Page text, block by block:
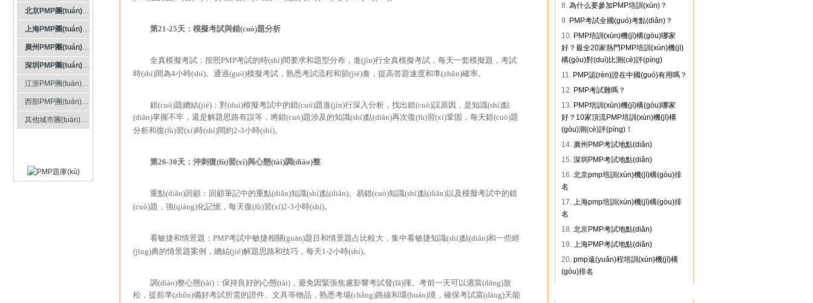
第21-25天：模擬考試與錯(cuò)題分析
全真模擬考試：按照PMP考試的時(shí)間要求和題型分布，進(jìn)行全真模擬考試，每天一套模擬題，考試
時(shí)間為4小時(shí)。通過(guò)模擬考試，熟悉考試流程和節(jié)奏，提高答題速度和準(zhǔn)確率。
錯(cuò)題總結(jié)：對(duì)模擬考試中的錯(cuò)題進(jìn)行深入分析，找出錯(cuò)誤原因，是知識(shí)點
(diǎn)掌握不牢，還是解題思路有誤等，將錯(cuò)題涉及的知識(shí)點(diǎn)再次復(fù)習(xí)鞏固，每天錯(cuò)題
分析和復(fù)習(xí)時(shí)間約2-3小時(shí)。
第26-30天：沖刺復(fù)習(xí)與心態(tài)調(diào)整
重點(diǎn)回顧：回顧筆記中的重點(diǎn)知識(shí)點(diǎn)、易錯(cuò)知識(shí)點(diǎn)以及模擬考試中的錯
(cuò)題，強(qiáng)化記憶，每天復(fù)習(xí)2-3小時(shí)。
看敏捷和情景題：PMP考試中敏捷相關(guān)題目和情景題占比較大，集中看敏捷知識(shí)點(diǎn)和一些經
(jīng)典的情景題案例，總結(jié)解題思路和技巧，每天1-2小時(shí)。
調(diào)整心態(tài)：保持良好的心態(tài)，避免因緊張焦慮影響考試發(fā)揮。考前一天可以適當(dāng)放
松，提前準(zhǔn)備好考試所需的證件、文具等物品，熟悉考場(chǎng)路線和環(huán)境，確保考試當(dāng)天能
8. 為什么要參加PMP培訓(xùn)？
9. PMP考試全國(guó)考點(diǎn)？
10. PMP培訓(xùn)機(jī)構(gòu)哪家
好？最全20家熱門PMP培訓(xùn)機(jī)
構(gòu)對(duì)比測(cè)評(píng)
11. PMP認(rèn)證在中國(guó)有用嗎？
12. PMP考試難嗎？
13. PMP培訓(xùn)機(jī)構(gòu)哪家
好？10家頂流PMP培訓(xùn)機(jī)構
(gòu)測(cè)評(píng)！
14. 廣州PMP考試地點(diǎn)
15. 深圳PMP考試地點(diǎn)
16. 北京pmp培訓(xùn)機(jī)構(gòu)排
名
17. 上海pmp培訓(xùn)機(jī)構(gòu)排
名
18. 北京PMP考試地點(diǎn)
19. 上海PMP考試地點(diǎn)
20. pmp遠(yuǎn)程培訓(xùn)機(jī)構
(gòu)排名
北京PMP團(tuán)購(gòu)
上海PMP團(tuán)購(gòu)
廣州PMP團(tuán)購(gòu)
深圳PMP團(tuán)購(gòu)
江浙PMP團(tuán)購(gòu)
西部PMP團(tuán)購(gòu)
其他城市團(tuán)購(gòu)